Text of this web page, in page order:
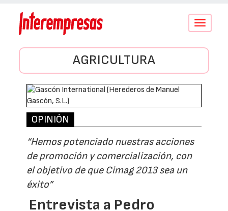
Conmutar
AGRICULTURA
OPINIÓN
“Hemos potenciado nuestras acciones
de promoción y comercialización, con
el objetivo de que Cimag 2013 sea un
éxito”
Entrevista a Pedro